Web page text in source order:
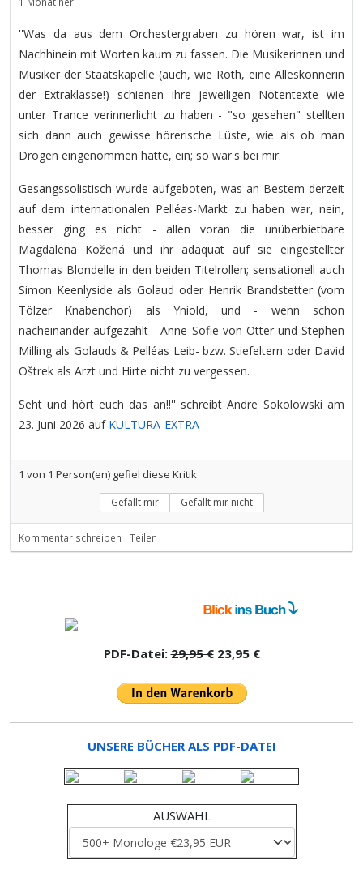
''Was da aus dem Orchestergraben zu hören war, ist im
Nachhinein mit Worten kaum zu fassen. Die Musikerinnen und
Musiker der Staatskapelle (auch, wie Roth, eine Alleskönnerin
der Extraklasse!) schienen ihre jeweiligen Notentexte wie
unter Trance verinnerlicht zu haben - "so gesehen" stellten
sich dann auch gewisse hörerische Lüste, wie als ob man
Drogen eingenommen hätte, ein; so war's bei mir.
Gesangssolistisch wurde aufgeboten, was an Bestem derzeit
auf dem internationalen Pelléas-Markt zu haben war, nein,
besser ging es nicht - allen voran die unüberbietbare
Magdalena Kožená und ihr adäquat auf sie eingestellter
Thomas Blondelle in den beiden Titelrollen; sensationell auch
Simon Keenlyside als Golaud oder Henrik Brandstetter (vom
Tölzer Knabenchor) als Yniold, und - wenn schon
nacheinander aufgezählt - Anne Sofie von Otter und Stephen
Milling als Golauds & Pelléas Leib- bzw. Stiefeltern oder David
Oštrek als Arzt und Hirte nicht zu vergessen.
Seht und hört euch das an!!'' schreibt Andre Sokolowski am
23. Juni 2026 auf KULTURA-EXTRA
1 von 1 Person(en) gefiel diese Kritik
Gefällt mir Gefällt mir nicht
Kommentar schreiben Teilen
PDF-Datei:29,95 €23,95 €
UNSERE BÜCHER ALS PDF-DATEI
AUSWAHL